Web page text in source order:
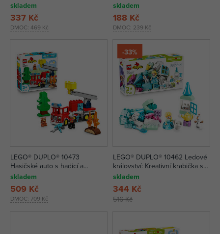
skladem
DMOC: 469 Kč
337 Kč
skladem
DMOC: 239 Kč
188 Kč
LEGO® DUPLO® 10473
Hasičské auto s hadicí a
hasičem
skladem
DMOC: 709 Kč
509 Kč
-33%
LEGO® DUPLO® 10462 Ledové
království: Kreativní krabička s
Elsou a Olafem
skladem
516 Kč
344 Kč